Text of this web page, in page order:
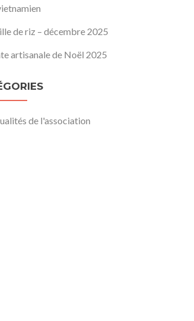
de riz – décembre 2025
artisanale de Noël 2025
de l'association